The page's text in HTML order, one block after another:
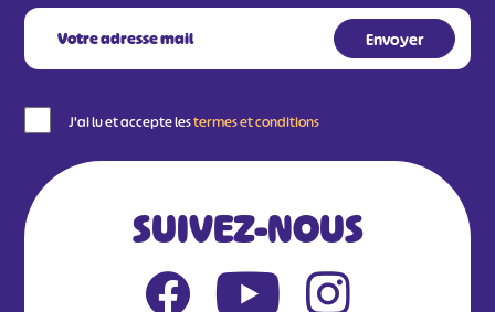
J'ai lu et accepte lestermes et conditions
SUIVEZ-NOUS